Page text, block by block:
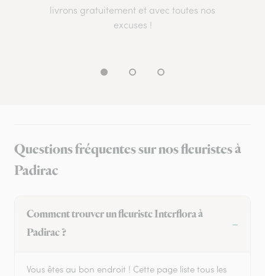
livrons gratuitement et avec toutes nos
excuses !
Questions fréquentes sur nos fleuristes à
Padirac
Comment trouver un fleuriste Interflora à
Padirac ?
Vous êtes au bon endroit ! Cette page liste tous les